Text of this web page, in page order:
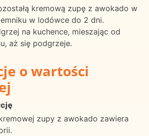
kremową zupę z awokado w
w lodówce do 2 dni.
na kuchence, mieszając od
aż się podgrzeje.
o wartości
zupy z awokado zawiera